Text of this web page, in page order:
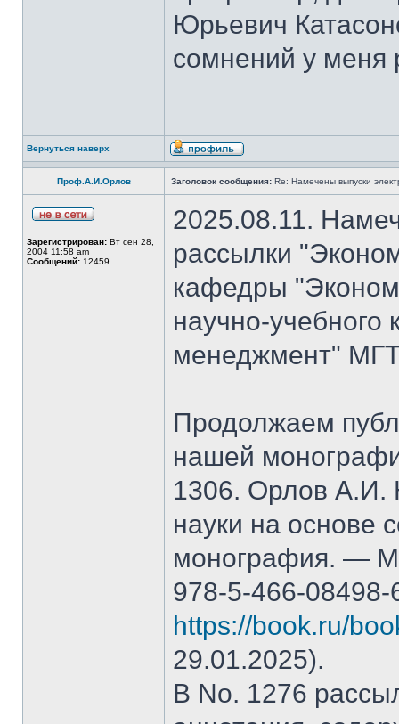
Юрьевич
сомнений у меня
Вернуться наверх
Проф.А.И.Орлов Заголовок сообщения: Re: Намечены выпуски
Зарегистрирован: Вт сен 28,
2004 11:58 am
Сообщений: 12459
2025.08.11.
рассылки
кафедры
научно-
менеджмент"
Продолжаем
нашей
1306. Орлов А.И.
науки на основе
монография. —
978-5-466-
https://book.ru/
29.01.2025).
В No. 1276